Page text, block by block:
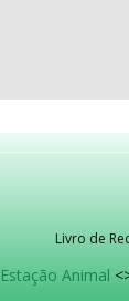
Livro de
Estação Animal